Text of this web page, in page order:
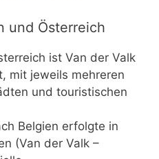
und Österreich
ist Van der Valk
mit jeweils mehreren
und touristischen
Belgien erfolgte in
(Van der Valk –